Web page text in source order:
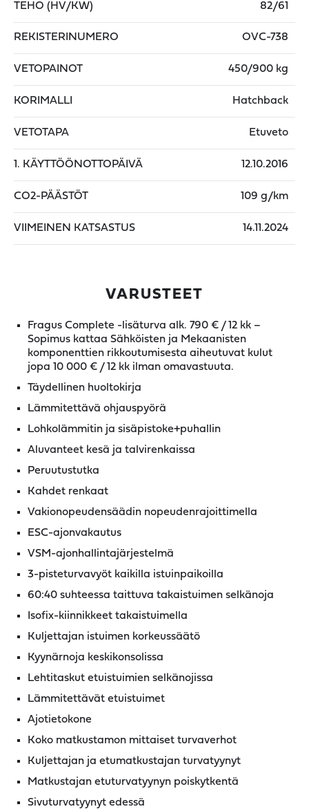
TEHO (HV/KW) 82/61
REKISTERINUMERO OVC-738
VETOPAINOT 450/900 kg
KORIMALLI Hatchback
VETOTAPA Etuveto
1. KÄYTTÖÖNOTTOPÄIVÄ 12.10.2016
CO2-PÄÄSTÖT 109 g/km
VIIMEINEN KATSASTUS 14.11.2024
VARUSTEET
Fragus Complete -lisäturva alk. 790 € / 12 kk –
Sopimus kattaa Sähköisten ja Mekaanisten
komponenttien rikkoutumisesta aiheutuvat kulut
jopa 10 000 € / 12 kk ilman omavastuuta.
Täydellinen huoltokirja
Lämmitettävä ohjauspyörä
Lohkolämmitin ja sisäpistoke+puhallin
Aluvanteet kesä ja talvirenkaissa
Peruutustutka
Kahdet renkaat
Vakionopeudensäädin nopeudenrajoittimella
ESC-ajonvakautus
VSM-ajonhallintajärjestelmä
3-pisteturvavyöt kaikilla istuinpaikoilla
60:40 suhteessa taittuva takaistuimen selkänoja
Isofix-kiinnikkeet takaistuimella
Kuljettajan istuimen korkeussäätö
Kyynärnoja keskikonsolissa
Lehtitaskut etuistuimien selkänojissa
Lämmitettävät etuistuimet
Ajotietokone
Koko matkustamon mittaiset turvaverhot
Kuljettajan ja etumatkustajan turvatyynyt
Matkustajan etuturvatyynyn poiskytkentä
Sivuturvatyynyt edessä